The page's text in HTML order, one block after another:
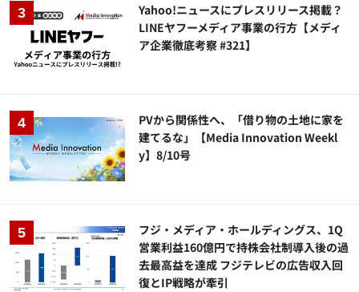
Yahoo!ニュースにプレスリリース掲載？
LINEヤフーメディア事業の行方【メディ
ア企業徹底考察 #321】
PVから関係性へ、「借り物の土地に家を
建てるな」【Media Innovation Weekl
y】8/10号
フジ・メディア・ホールディングス、1Q
営業利益160億円で持株会社制導入後の過
去最高益を達成 フジテレビの広告収入回
復とIP戦略が牽引